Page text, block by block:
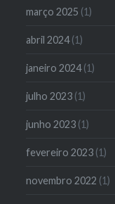
março 2025 (1)
abril 2024(1)
janeiro 2024(1)
julho 2023 (1)
junho 2023 (1)
fevereiro 2023 (1)
novembro 2022 (1)